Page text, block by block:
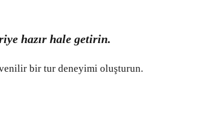
hazır hale getirin.
bir tur deneyimi oluşturun.